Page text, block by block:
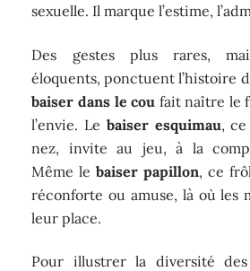
sexuelle. Il marque l’estime,
Des gestes plus rares,
éloquents, ponctuent l’histoire
baiser dans le cou fait naître le
l’envie. Le baiser esquimau,
nez, invite au jeu, à la
Même lebaiser papillon, ce
réconforte ou amuse, là où les
leur place.
Pour illustrer la diversité